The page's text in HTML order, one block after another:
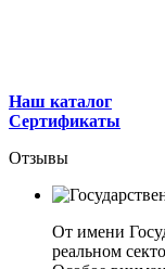
Наш каталог
Сертификаты
Отзывы
От имени
реальном